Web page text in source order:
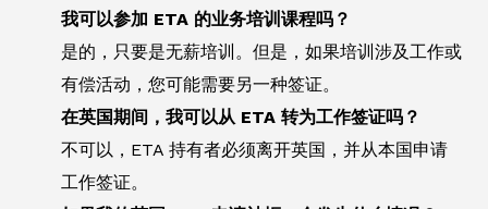
我可以参加 ETA 的业务培训课程吗？
是的，只要是无薪培训。但是，如果培训涉及工作或
有偿活动，您可能需要另一种签证。
在英国期间，我可以从 ETA 转为工作签证吗？
不可以，ETA 持有者必须离开英国，并从本国申请
工作签证。